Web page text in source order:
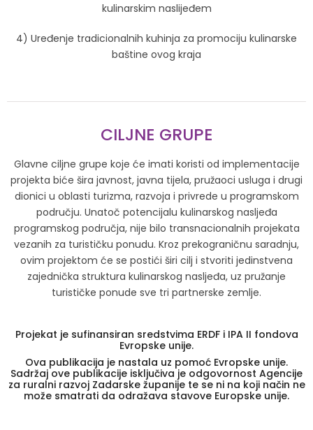
kulinarskim naslijeđem
4) Uređenje tradicionalnih kuhinja za promociju kulinarske
baštine ovog kraja
CILJNE GRUPE
Glavne ciljne grupe koje će imati koristi od implementacije
projekta biće šira javnost, javna tijela, pružaoci usluga i drugi
dionici u oblasti turizma, razvoja i privrede u programskom
području. Unatoč potencijalu kulinarskog nasljeđa
programskog područja, nije bilo transnacionalnih projekata
vezanih za turističku ponudu. Kroz prekograničnu saradnju,
ovim projektom će se postići širi cilj i stvoriti jedinstvena
zajednička struktura kulinarskog nasljeđa, uz pružanje
turističke ponude sve tri partnerske zemlje.
Projekat je sufinansiran sredstvima ERDF i IPA II fondova
Evropske unije.
Ova publikacija je nastala uz pomoć Evropske unije.
Sadržaj ove publikacije isključiva je odgovornost Agencije
za ruralni razvoj Zadarske županije te se ni na koji način ne
može smatrati da odražava stavove Europske unije.